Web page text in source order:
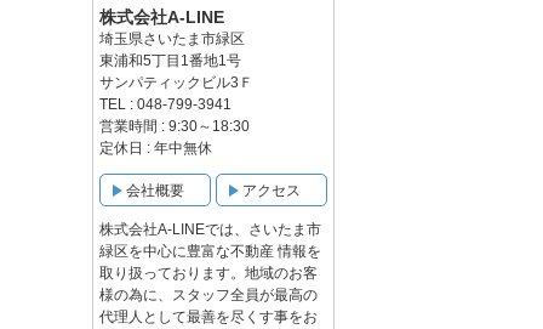
株式会社A-LINE
埼玉県さいたま市緑区
東浦和5丁目1番地1号
サンパティックビル3Ｆ
TEL : 048-799-3941
営業時間 : 9:30～18:30
定休日 : 年中無休
会社概要 アクセス
株式会社A-LINEでは、さいたま市
緑区を中心に豊富な不動産 情報を
取り扱っております。地域のお客
様の為に、スタッフ全員が最高の
代理人として最善を尽くす事をお